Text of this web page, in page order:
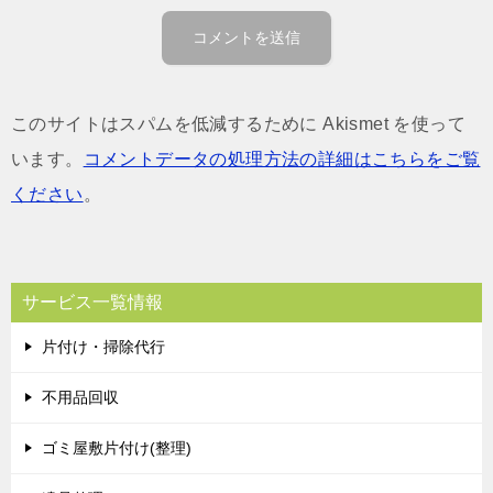
このサイトはスパムを低減するために Akismet を使って
います。
コメントデータの処理方法の詳細はこちらをご覧
ください 。
サービス一覧情報
片付け・掃除代行
不用品回収
ゴミ屋敷片付け(整理)